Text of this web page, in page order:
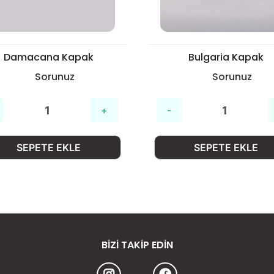
Damacana Kapak
Sorunuz
SEPETE EKLE
Bulgaria Kapak
Sorunuz
SEPETE EKLE
BIZI TAKIP EDIN